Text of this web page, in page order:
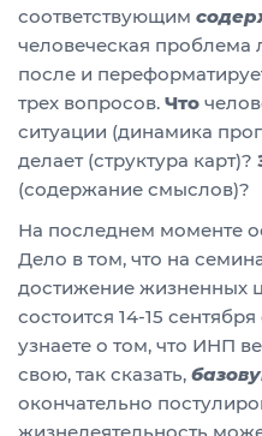
соответствующим
человеческая проблема
после и
трех вопросов. Что
ситуации (динамика
делает (структура карт)?
(содержание смыслов)?
На последнем моменте
Дело в том, что на
достижение жизненных
состоится 14-15
узнаете о том, что ИНП
свою, так сказать,
окончательно
жизнедеятельность